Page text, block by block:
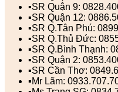
▪️SR Quận 9:
▪️SR Quận 12:
▪️SR Q.Tân Phú:
▪️SR Q.Thủ Đức:
▪️SR Q.Bình Thạnh:
▪️SR Quận 2:
▪️SR Cần Thơ:
▪️Mr Lãm: